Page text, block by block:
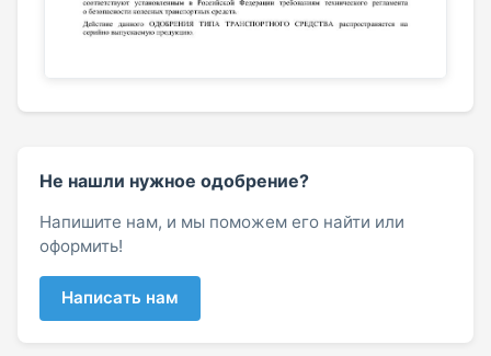
Не нашли нужное одобрение?
Напишите нам, и мы поможем его найти или
оформить!
Написать нам